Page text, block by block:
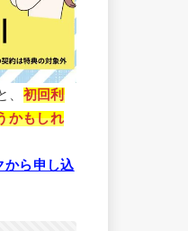
初回利
かもしれ
から申し込